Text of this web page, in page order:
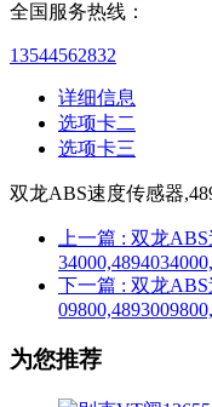
全国服务热线：
13544562832
详细信息
选项卡二
选项卡三
双龙ABS速度传感器
上一篇 : 双龙
下一篇 : 双龙
为您推荐